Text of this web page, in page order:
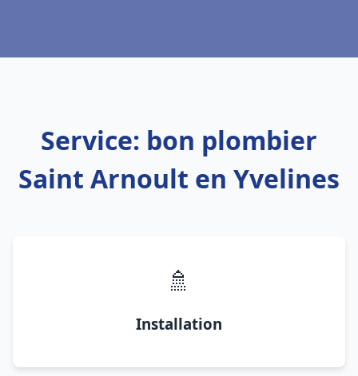
Service: bon plombier
Saint Arnoult en Yvelines
🚿
Installation